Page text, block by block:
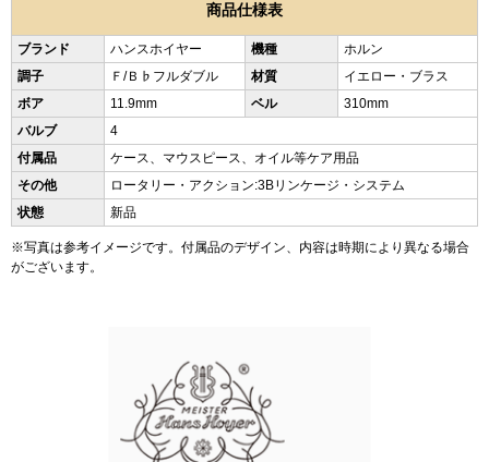
商品仕様表
ブランド ハンスホイヤー 機種
ホルン
調子
Ｆ/Ｂ♭フルダブル 材質
イエロー・ブラス
ボア
11.9mm ベル
310mm
バルブ
4
付属品
ケース、マウスピース、オイル等ケア用品
その他
ロータリー・アクション:3Bリンケージ・システム
状態
新品
※写真は参考イメージです。付属品のデザイン、内容は時期により異なる場合
がございます。